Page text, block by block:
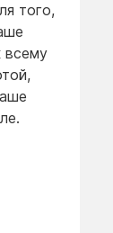
того,
всему